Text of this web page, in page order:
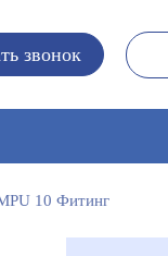
звонок
10 Фитинг